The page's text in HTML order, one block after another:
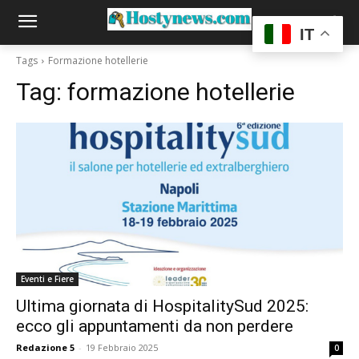
Tags Formazione hotellerie
Tag: formazione hotellerie
Eventi e Fiere
Ultima giornata di HospitalitySud 2025:
ecco gli appuntamenti da non perdere
Redazione 5 - 19 Febbraio 2025 0
IT